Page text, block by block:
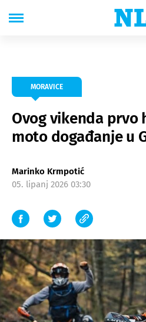
MORAVICE
Ovog vikenda prvo
moto događanje u
Marinko Krmpotić
05. lipanj 2026 03:30